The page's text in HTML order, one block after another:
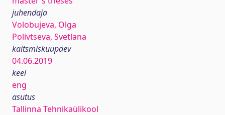
juhendaja
Volobujeva, Olga
Polivtseva, Svetlana
kaitsmiskuupäev
04.06.2019
keel
eng
asutus
Tallinna Tehnikaülikool